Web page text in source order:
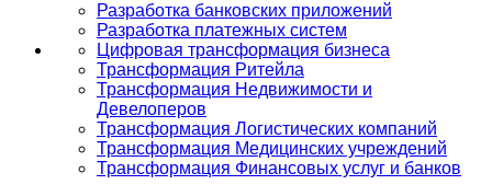
Разработка банковских приложений
Разработка платежных систем
Цифровая трансформация бизнеса
Трансформация Ритейла
Трансформация Недвижимости и
Девелоперов
Трансформация Логистических компаний
Трансформация Медицинских учреждений
Трансформация Финансовых услуг и банков